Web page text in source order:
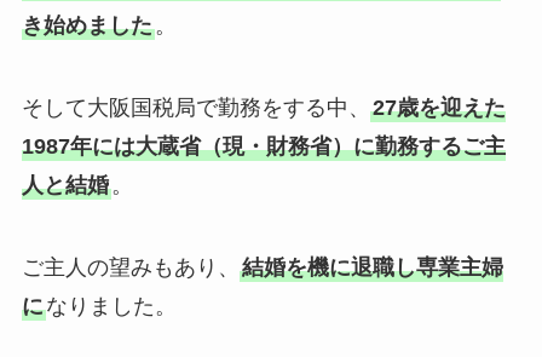
き始めました。
そして大阪国税局で勤務をする中、 27歳を迎えた
1987年には大蔵省（現・財務省）に勤務するご主
人と結婚。
ご主人の望みもあり、 結婚を機に退職し専業主婦
になりました。